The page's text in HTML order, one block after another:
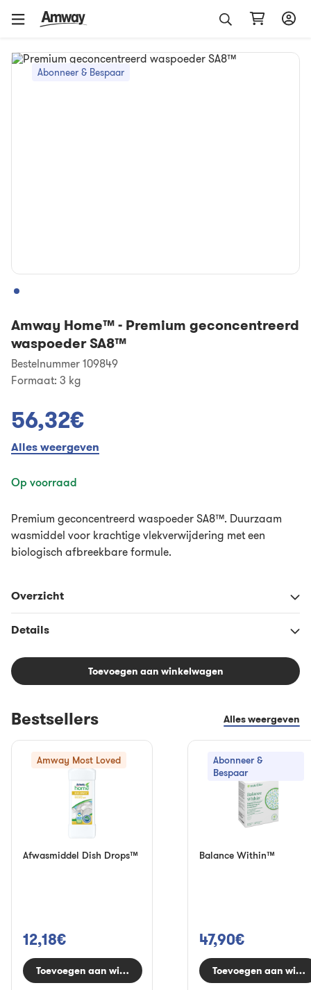
Abonneer & Bespaar
Amway Home™- Premium geconcentreerd
waspoeder SA8™
Bestelnummer 109849
Formaat: 3 kg
56,32€
Alles weergeven
Op voorraad
Premium geconcentreerd waspoeder SA8™. Duurzaam
wasmiddel voor krachtige vlekverwijdering met een
biologisch afbreekbare formule.
Overzicht
Details
Toevoegen aan winkelwagen
Bestsellers Alles weergeven
Amway Most Loved
Afwasmiddel Dish Drops™
12,18€
Toevoegen aan winkelwagen
Abonneer &
Bespaar
Balance Within™
47,90€
Toevoegen aan